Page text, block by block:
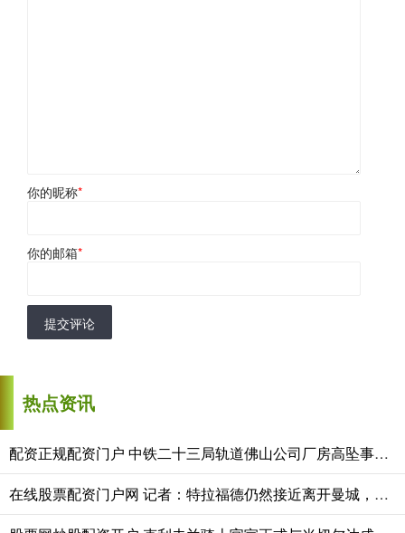
你的昵称*
你的邮箱*
提交评论
热点资讯
配资正规配资门户 中铁二十三局轨道佛山公司厂房高坠事故，5企被罚156万元
在线股票配资门户网 记者：特拉福德仍然接近离开曼城，利兹联领跑球员争夺战